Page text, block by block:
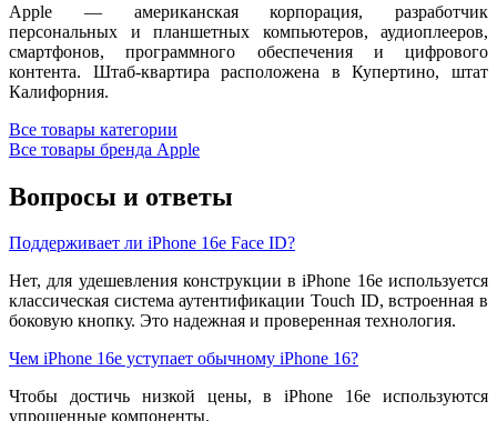
Apple — американская корпорация, разработчик
персональных и планшетных компьютеров, аудиоплееров,
смартфонов, программного обеспечения и цифрового
контента. Штаб-квартира расположена в Купертино, штат
Калифорния.
Все товары категории
Все товары бренда Apple
Вопросы и ответы
Поддерживает ли iPhone 16e Face ID?
Нет, для удешевления конструкции в iPhone 16e используется
классическая система аутентификации Touch ID, встроенная в
боковую кнопку. Это надежная и проверенная технология.
Чем iPhone 16e уступает обычному iPhone 16?
Чтобы достичь низкой цены, в iPhone 16e используются
упрощенные компоненты.